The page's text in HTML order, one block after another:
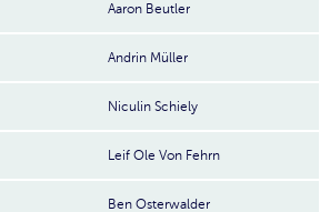
Aaron Beutler
Andrin Müller
Niculin Schiely
Leif Ole Von Fehrn
Ben Osterwalder